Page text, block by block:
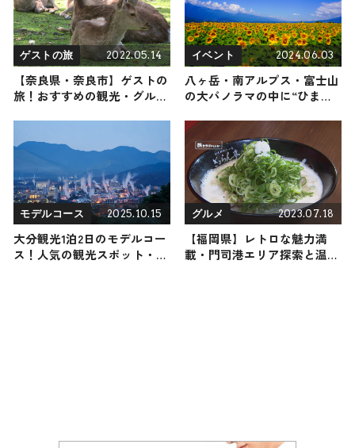
ゲストの旅 2022.05.14
【奈良県・奈良市】ゲストの
旅！おすすめの観光・グルメ
イベント 2024.06.03
八ヶ岳・南アルプス・富士山
の大パノラマの中に“ひまわ
明野サンフラワーフェス
2024」開催
モデルコース 2025.10.15
大分観光1泊2日のモデルコー
ス！人気の観光スポット・名
グルメ 2023.07.18
【福岡県】レトロな魅力満
載・門司港エリア探索と温泉